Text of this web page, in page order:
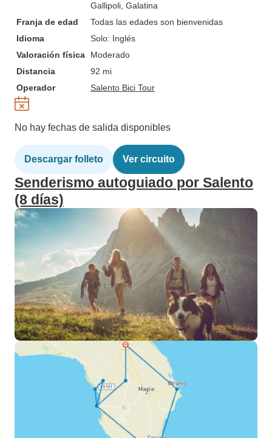
Gallipoli , Galatina
Franja de edad
Todas las edades son bienvenidas
Idioma
Solo: Inglés
Valoración física
Moderado
Distancia
92 mi
Operador
Salento Bici Tour
No hay fechas de salida disponibles
Descargar folleto Ver circuito
Senderismo autoguiado por Salento
(8 días)